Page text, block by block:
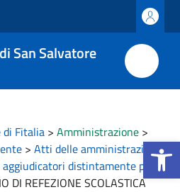
Apri la
San Salvatore
di Fitalia > Amministrazione >
> Atti delle amministrazioni
distintamente per
DI REFEZIONE SCOLASTICA